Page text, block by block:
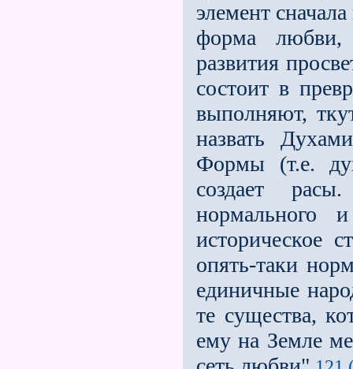
элемент
форма любви,
развития
состоит в
выполняют,
назвать
Формы (т.е.
создает
нормального
историческое
опять-таки
единичные
те существа,
ему на Земле